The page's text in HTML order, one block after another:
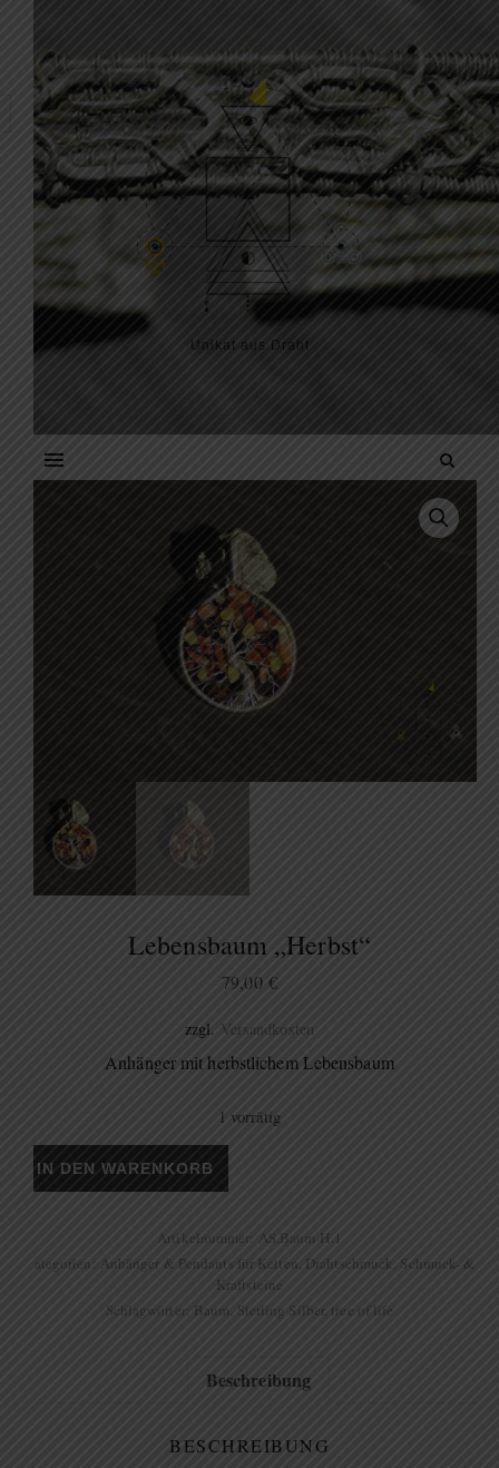
Unikat aus Draht
Lebensbaum „Herbst“
79,00 €
zzgl. Versandkosten
Anhänger mit herbstlichem Lebensbaum
1 vorrätig
IN DEN WARENKORB
Artikelnummer: AS.Baum-H.1
Kategorien: Anhänger & Pendants für Ketten, Drahtschmuck, Schmuck- &
Kraftsteine
Schlagwörter: Baum, Sterling Silber, tree of life
Beschreibung
BESCHREIBUNG